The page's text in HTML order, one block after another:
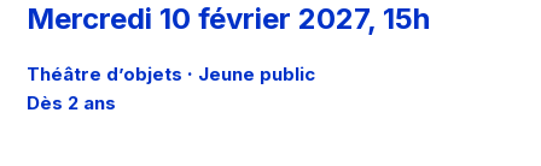
Mercredi 10 février 2027, 15h
Théâtre d’objets · Jeune public
Dès 2 ans